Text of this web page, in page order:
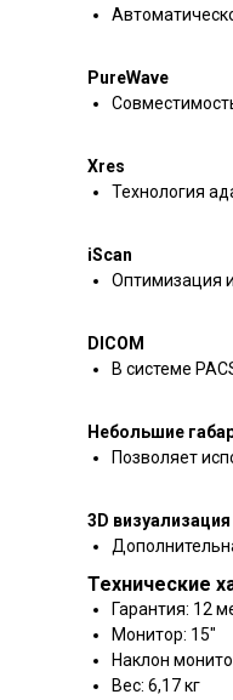
PureWave
Xres
Технология
iScan
Оптимизация
DICOM
В системе
Небольшие
Позволяет
3D визуализация
Технические
Гарантия: 12
Монитор: 15"
Наклон
Вес: 6,17 кг